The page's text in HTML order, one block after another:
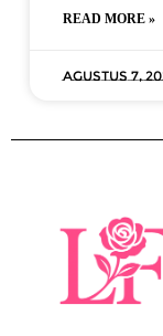
READ MORE »
Agustus 7,